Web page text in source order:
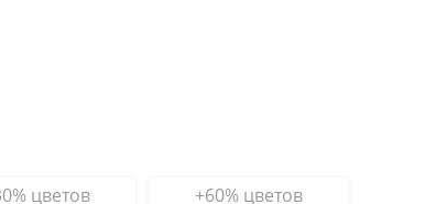
цветов +60% цветов